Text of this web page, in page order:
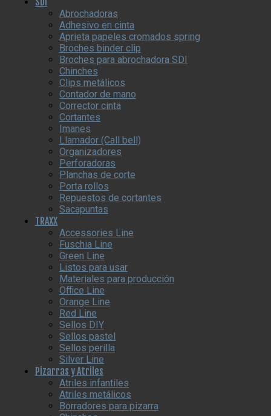
Abrochadoras
Adhesivo en cinta
Aprieta papeles cromados spring
Broches binder clip
Broches para abrochadora SDI
Chinches
Clips metálicos
Contador de mano
Corrector cinta
Cortantes
Imanes
Llamador (Call bell)
Organizadores
Perforadoras
Planchas de corte
Porta rollos
Repuestos de cortantes
Sacapuntas
TRAXX
Accessories Line
Fuschia Line
Green Line
Listos para usar
Materiales para producción
Office Line
Orange Line
Red Line
Sellos DIY
Sellos pastel
Sellos perilla
Silver Line
Pizarras y Atriles
Atriles infantiles
Atriles metálicos
Borradores para pizarra